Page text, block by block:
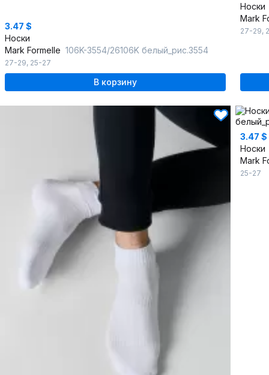
3.47 $
Носки
Mark Formelle 106K-3554/26106K белый_рис.3554
27-29, 25-27
В корзину
Носки
Mark
27-29,
3.47 $
Носки
Mark
25-27